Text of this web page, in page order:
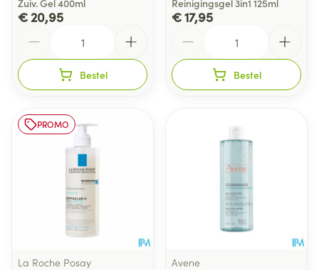
Zuiv. Gel 400ml
€ 20,95
Bestel
Reinigingsgel 3in1 125ml
€ 17,95
Bestel
PROMO
La Roche Posay
Avene